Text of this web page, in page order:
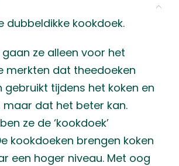
dubbeldikke kookdoek.
gaan ze alleen voor het
merkten dat theedoeken
gebruikt tijdens het koken en
maar dat het beter kan.
ze de ‘kookdoek’
kookdoeken brengen koken
een hoger niveau. Met oog